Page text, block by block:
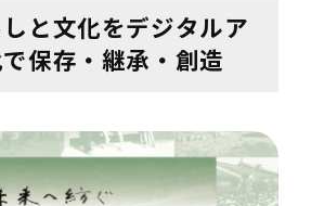
と文化をデジタルア
保存・継承・創造